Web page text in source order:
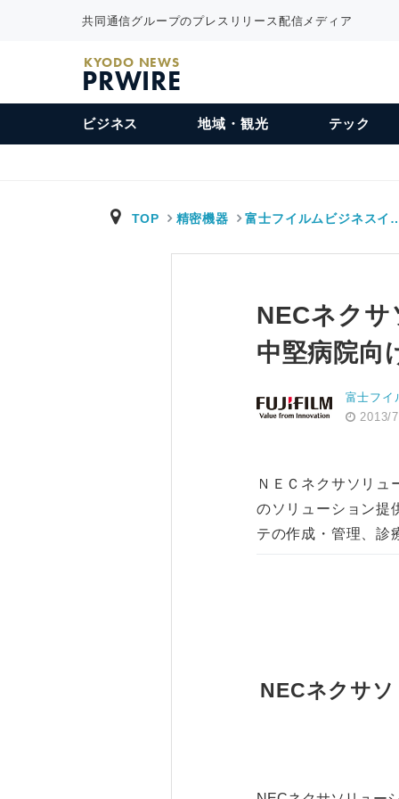
共同通信グループのプレスリリース配信メディア
KYODO NEWS
PRWIRE
ビジネス 地域・観光 テック
TOP 精密機器 富士フイルムビジネスイ
NECネク
中堅病院向
富士フイ
2013/
ＮＥＣネクサソリ
のソリューション提
テの作成・管理、診
NECネクサ